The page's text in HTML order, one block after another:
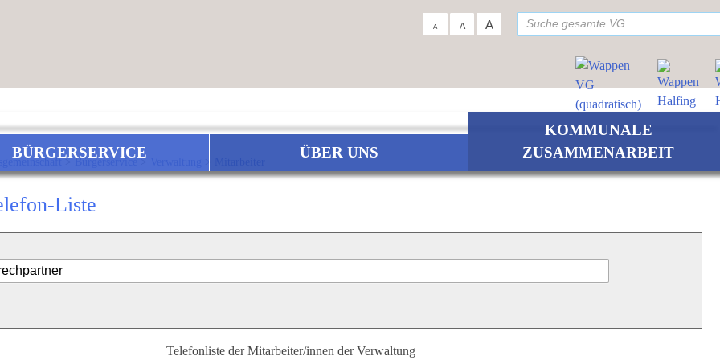
A A A
BÜRGERSERVICE ÜBER UNS
KOMMUNALE
ZUSAMMENARBEIT
>Bürgerservice>
Liste
Telefonliste der Mitarbeiter/innen der Verwaltung